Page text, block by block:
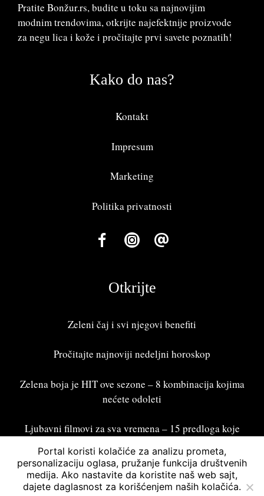
Pratite Bonžur.rs, budite u toku sa najnovijim
modnim trendovima, otkrijte najefektnije proizvode
za negu lica i kože i pročitajte prvi savete poznatih!
Kako do nas?
Kontakt
Impresum
Marketing
Politika privatnosti
Otkrijte
Zeleni čaj i svi njegovi benefiti
Pročitajte najnoviji nedeljni horoskop
Zelena boja je HIT ove sezone – 8 kombinacija kojima
nećete odoleti
Ljubavni filmovi za sva vremena – 15 predloga koje
Bonžur 2026 © Sva prava zadržana. Powered by Asymmetric
Portal koristi kolačiće za analizu prometa,
personalizaciju oglasa, pružanje funkcija društvenih
medija. Ako nastavite da koristite naš web sajt,
dajete daglasnost za korišćenjem naših kolačića.